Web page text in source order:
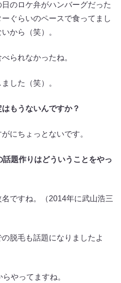
のロケ弁がハンバーグだった
ぐらいのペースで食ってまし
から（笑）。
られなかったね。
した（笑）。
もうないんですか？
にちょっとないです。
題作りはどういうことをやっ
ですね。（2014年に武山浩三
脱毛も話題になりましたよ
やってますね。